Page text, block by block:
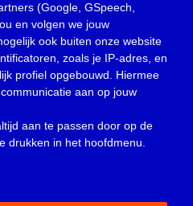
(Google, GSpeech,
en volgen we jouw
ook buiten onze website
zoals je IP-adres, en
profiel opgebouwd. Hiermee
aan op jouw
aan te passen door op de
drukken in het hoofdmenu.